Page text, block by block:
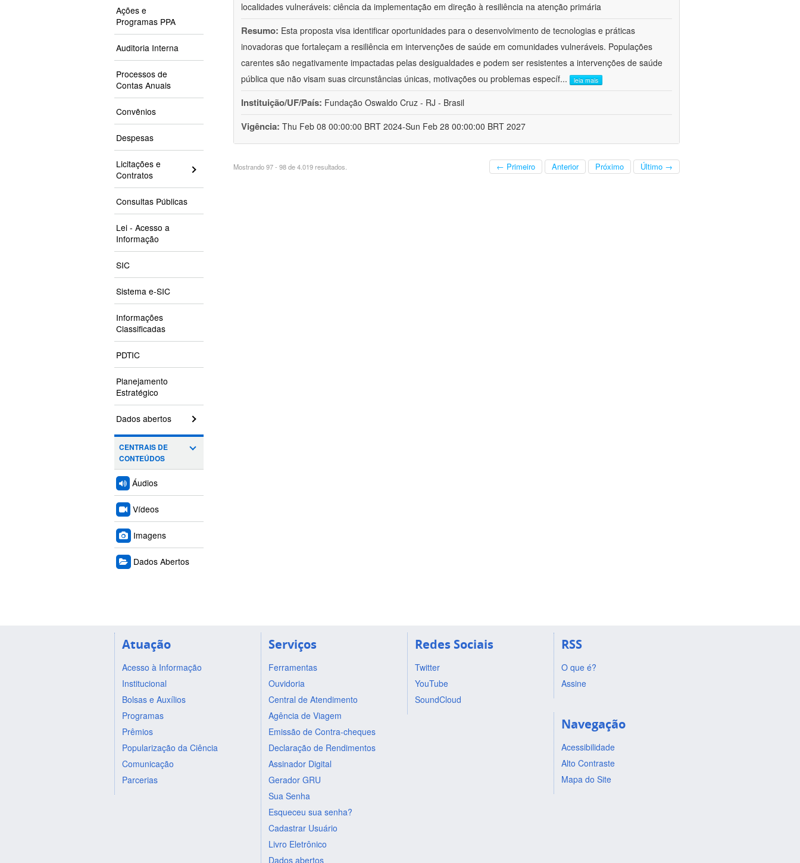
Ações e
Programas PPA
Auditoria Interna
Processos de
Contas Anuais
Convênios
Despesas
Licitações e
Contratos
Consultas Públicas
Lei - Acesso a
Informação
SIC
Sistema e-SIC
Informações
Classificadas
PDTIC
Planejamento
Estratégico
Dados abertos
CENTRAIS DE
CONTEÚDOS
Áudios
Vídeos
Imagens
Dados Abertos
localidades vulneráveis: ciência da implementação em direção à resiliência na atenção primária
Resumo: Esta proposta visa identificar oportunidades para o desenvolvimento de tecnologias e práticas
inovadoras que fortaleçam a resiliência em intervenções de saúde em comunidades vulneráveis. Populações
carentes são negativamente impactadas pelas desigualdades e podem ser resistentes a intervenções de saúde
pública que não visam suas circunstâncias únicas, motivações ou problemas específ... leia mais
Instituição/UF/País: Fundação Oswaldo Cruz - RJ - Brasil
Vigência: Thu Feb 08 00:00:00 BRT 2024-Sun Feb 28 00:00:00 BRT 2027
Mostrando 97 - 98 de 4.019 resultados. ← Primeiro Anterior Próximo Último →
Atuação
Acesso à Informação
Institucional
Bolsas e Auxílios
Programas
Prêmios
Popularização da Ciência
Comunicação
Parcerias
Serviços
Ferramentas
Ouvidoria
Central de Atendimento
Agência de Viagem
Emissão de Contra-cheques
Declaração de Rendimentos
Assinador Digital
Gerador GRU
Sua Senha
Esqueceu sua senha?
Cadastrar Usuário
Livro Eletrônico
Dados abertos
Redes Sociais
Twitter
YouTube
SoundCloud
RSS
O que é?
Assine
Navegação
Acessibilidade
Alto Contraste
Mapa do Site